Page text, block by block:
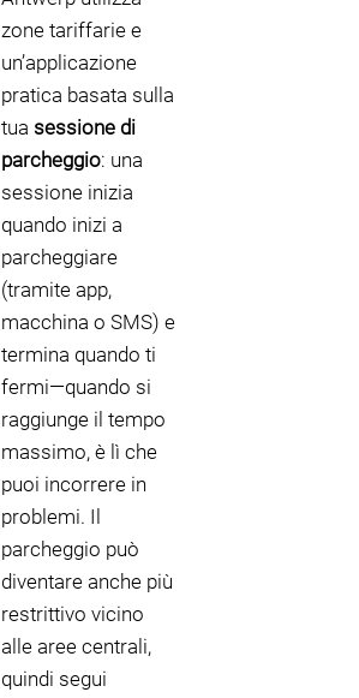
zone tariffarie e
un’applicazione
pratica basata sulla
tua sessione di
parcheggio: una
sessione inizia
quando inizi a
parcheggiare
(tramite app,
macchina o SMS) e
termina quando ti
fermi—quando si
raggiunge il tempo
massimo, è lì che
puoi incorrere in
problemi. Il
parcheggio può
diventare anche più
restrittivo vicino
alle aree centrali,
quindi segui